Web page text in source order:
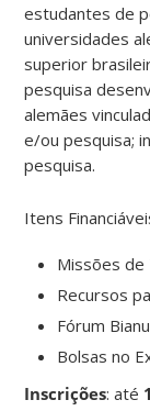
estudantes de
universidades
superior
pesquisa
alemães
e/ou pesquisa;
pesquisa.
Itens
Missões de
Recursos
Fórum
Bolsas no
Inscrições: até